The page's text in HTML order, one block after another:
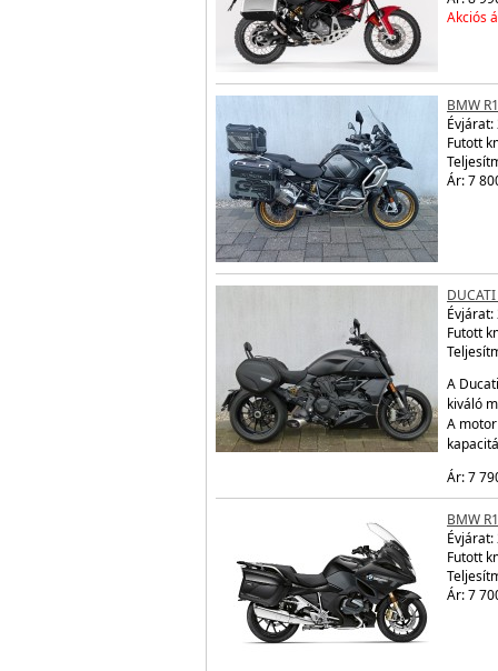
Akciós
BMW
Évjárat:
Futott
Ár: 7
Évjárat:
Futott
A
kiváló
A
Ár: 7
BMW
Évjárat:
Futott
Ár: 7